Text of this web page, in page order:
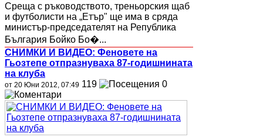
Среща с ръководството, треньорския щаб
и футболисти на „Етър" ще има в сряда
министър-председателят на Република
България Бойко Бо�...
СНИМКИ И ВИДЕО: Феновете на
Гьозтепе отпразнуваха 87-годишнината
на клуба
от 20 Юни 2012, 07:49 119 0